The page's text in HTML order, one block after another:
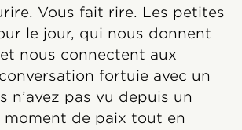
Vous fait rire. Les petites
le jour, qui nous donnent
et nous connectent aux
fortuie avec un
n’avez pas vu depuis un
moment de paix tout en